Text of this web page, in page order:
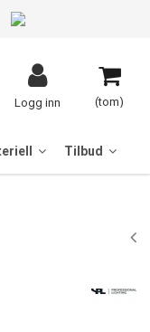
(tom)
Logg inn
Tilbud